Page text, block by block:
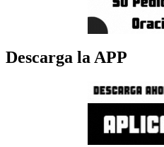
Descarga la APP